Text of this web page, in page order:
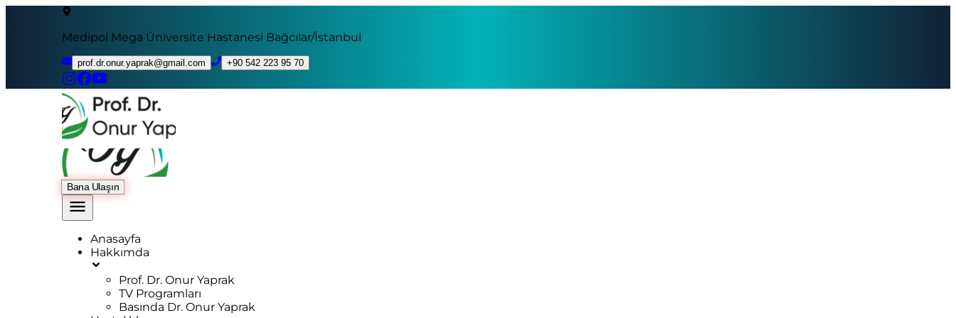
Medipol Mega Üniversite Hastanesi Bağcılar/İstanbul
prof.dr.onur.yaprak@gmail.com +90 542 223 95 70
Bana Ulaşın
Anasayfa
Hakkımda
Prof. Dr. Onur Yaprak
TV Programları
Basında Dr. Onur Yaprak